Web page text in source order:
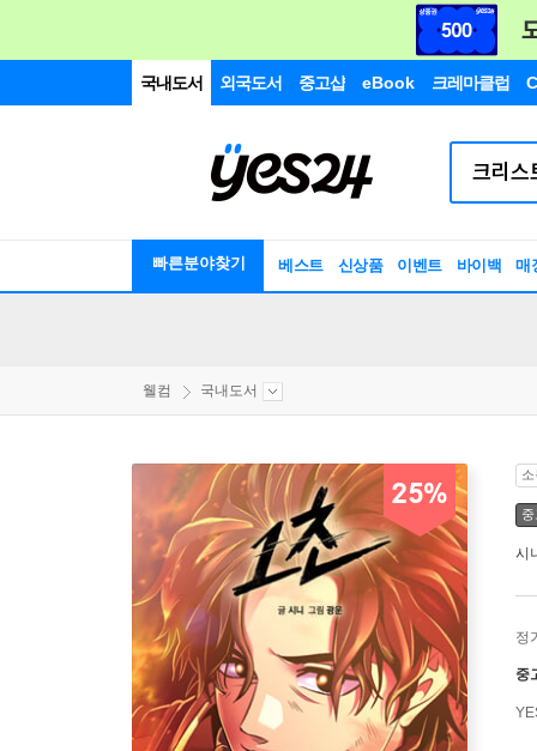
국내도서 외국도서 중고샵 eBook 크레마클럽
빠른분야찾기 베스트 신상품 이벤트 바이백 매
웰컴 국내도서
25%
시
정
중